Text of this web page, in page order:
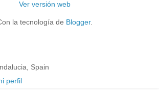
Ver versión web
la tecnología de Blogger.
Spain
perfil